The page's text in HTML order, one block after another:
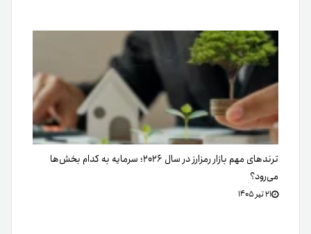
ترندهای مهم بازار رمزارز در سال ۲۰۲۶؛ سرمایه به کدام بخش‌ها
می‌رود؟
۲۱ تیر ۱۴۰۵